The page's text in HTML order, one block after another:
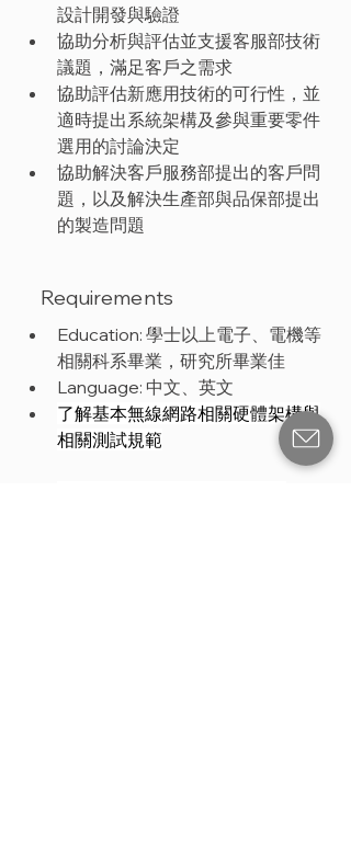
設計開發與驗證
協助分析與評估並支援客服部技術
議題，滿足客戶之需求
協助評估新應用技術的可行性，並
適時提出系統架構及參與重要零件
選用的討論決定
協助解決客戶服務部提出的客戶問
題，以及解決生產部與品保部提出
的製造問題
Requirements
Education: 學士以上電子、電機等
相關科系畢業，研究所畢業佳
Language: 中文、英文
了解基本無線網路相關硬體架構與
相關測試規範